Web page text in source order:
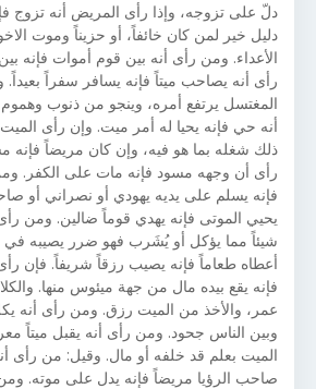
دلّ على تزوجه، وإذا رأى المريض أنه تزوج
دليل خير لمن كان خائفاً، أو حزيناً وموت
الأعداء. ومن رأى أنه بين قوم أموات فإنه
رأى أنه يصاحب ميتاً فإنه يسافر سفراً
المغتسل يرتفع أمره، وينجو من ذنوب
أنه حي فإنه يحيا له أمر ميت. وإن رأى
ذلك شغله بما هو فيه، وإن كان مريضاً فإنه
رأى أن وجهه مسود فإنه مات على الكفر. ومن
فإنه يسلم على يديه يهودي أو نصراني أو
يحيي الموتى فإنه يهدي قوماً ضالين. ومن
شيئاً مما يؤكل أو يُشَرب فهو ضرر يصيبه في
أعطاه طعاماً فإنه يصيب رزقاً شريفاً. فإن
فإنه يقع بيده مال من جهة ميئوس منها.
عمر، والأخذ من الميت رزق. ومن رأى أنه
وبين الناس جحود. ومن رأى أنه يقبل ميتاً
الميت بعلم قد خلفه أو مال. وقيل: من رأى
صاحب الرؤيا مريضاً فإنه يدل على موته.